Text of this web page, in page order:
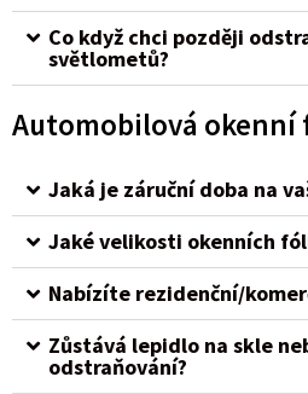
Co když chci později
světlometů?
Automobilová okenní
Jaká je záruční doba na
Jaké velikosti okenních
Nabízíte rezidenční/
Zůstává lepidlo na skle
odstraňování?